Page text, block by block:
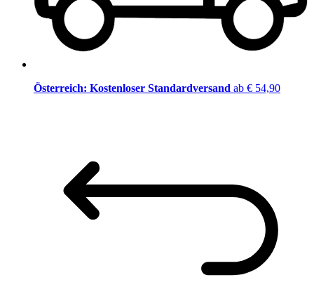
Österreich: Kostenloser Standardversand ab € 54,90